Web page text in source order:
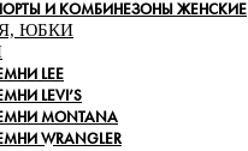
И КОМБИНЕЗОНЫ ЖЕНСКИЕ
ЮБКИ
LEE
LEVI’S
MONTANA
WRANGLER